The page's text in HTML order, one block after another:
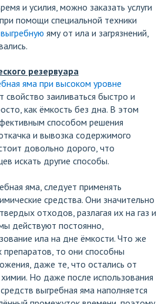
и усилия, можно заказать услуги
помощи специальной техники
яму от ила и загрязнений,
резервуара
яма при высоком уровне
свойство заиливаться быстро и
как ёмкость без дна. В этом
способом решения
и вывозка содержимого
довольно дорого, что
искать другие способы.
яма, следует применять
средства. Они значительно
отходов, разлагая их на газ и
действуют постоянно,
ила на дне ёмкости. Что же
препаратов, то они способны
даже те, что остались от
Но даже после использования
выгребная яма наполняется